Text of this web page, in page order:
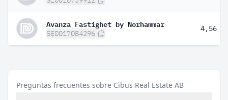
Avanza Fastighet by Norhammar
SE0017084296
4,56 %
Preguntas frecuentes sobre Cibus Real Estate AB